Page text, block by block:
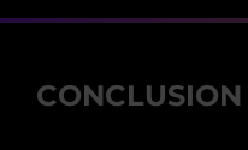
CONCLUSION